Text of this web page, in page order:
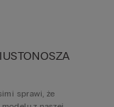
sprawi, że